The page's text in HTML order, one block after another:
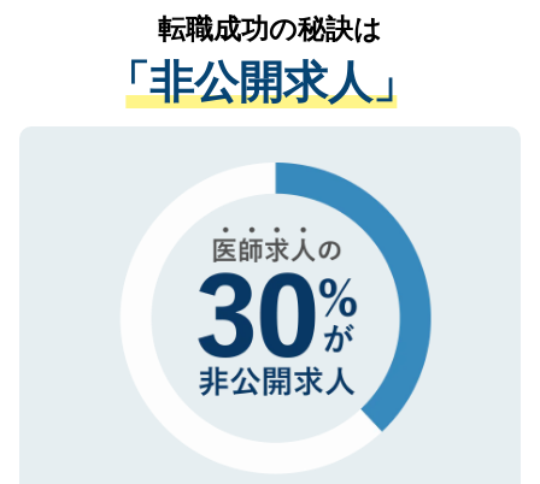
は、個人情報の取り扱いについての厳密な
管理基準を満たした事業者のみに付与され
る、プライバシーマークを取得済みです。
で、機密保持に関してもご安心ください。
かがいして、現在の医療機関の状況や紹介
経験をまじえながら、適切なアドバイスを
させていただきます。すぐにご転職をされ
ない方には、長期的なサポートが可能です
ので、まずはご登録ください。
転職成功の秘訣は
「非公開求人」